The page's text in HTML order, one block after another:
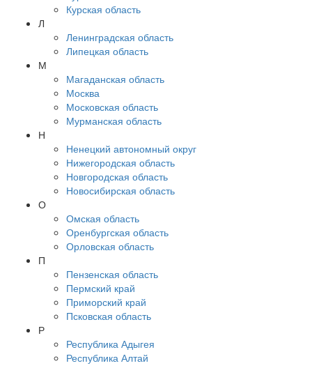
Курская область
Л
Ленинградская область
Липецкая область
М
Магаданская область
Москва
Московская область
Мурманская область
Н
Ненецкий автономный округ
Нижегородская область
Новгородская область
Новосибирская область
О
Омская область
Оренбургская область
Орловская область
П
Пензенская область
Пермский край
Приморский край
Псковская область
Р
Республика Адыгея
Республика Алтай